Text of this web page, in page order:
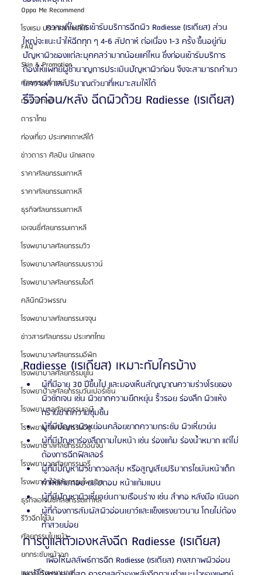
Oppa Me Recommend
โรงแรม ประเทศเกาหลีใต้
FAQ
Skin & Promotion
ศัลยกรรมเกาหลี
ดาราเกาหลี
ดาราไทย
ท่องเที่ยว ประเทศเกาหลีใต้
ข่าวดารา ศิลปิน นักแสดง
ราคาศัลยกรรมเกาหลี
ราคาศัลยกรรมเกาหลี
ธุรกิจศัลยกรรมเกาหลี
เอเจนซี่ศัลยกรรมเกาหลี
โรงพยาบาลศัลยกรรมวิว
โรงพยาบาลศัลยกรรมบราวน์
โรงพยาบาลศัลยกรรมไอดี
คลินิกผิวพรรณ
โรงพยาบาลศัลยกรรมเจจุน
ข่าวสารศัลยกรรม ประเทศไทย
โรงพยาบาลศัลยกรรมอีพิก
โรงพยาบาลศัลยกรรมยูโน
โรงพยาบาลศัลยกรรมวันเปอร์เซ็น
โรงพยาบาลศัลยกรรมเอบี
โรงพยาบาลศัลยกรรมอียู
โรงพยาบาลศัลยกรรมวอนจิน
โรงพยาบาลศัลยกรรมอูรี
โรงพยาบาลศัลยกรรมไพรเวท
ธุรกิจเอเจนซี่ศัลยกรรมเกาหลี
รีวิวฉีดไขมัน
ศัลยกรรมใบหน้า
ยกกระชับหน้าอก
	ความถี่ในการเข้ารับบริการฉีดผิว Radiesse (เรเดียส) ส่วน
ใหญ่จะแนะนำให้ฉีดทุก ๆ 4-6 สัปดาห์ ต่อเนื่อง 1-3 ครั้ง ขึ้นอยู่กับ
ปัญหาผิวของแต่ละบุคคลว่ามากน้อยแค่ไหน ซึ่งก่อนเข้ารับบริการ
ต้องให้แพทย์ผู้ชำนาญการประเมินปัญหาผิวก่อน จึงจะสามารถคำนว
นความถี่ และปริมาณตัวยาที่เหมาะสมให้ได้
รีวิวก่อน/หลัง ฉีดผิวด้วย Radiesse (เรเดียส)
Radiesse (เรเดียส) เหมาะกับใครบ้าง
ผู้ที่มีอายุ 30 ปีขึ้นไป และมองเห็นสัญญาณความร่วงโรยของ
ผิวชัดเจน เช่น ผิวขาดความยืดหยุ่น ริ้วรอย ร่องลึก ผิวแห้ง
กร้านขาดความชุ่มชื้น
ผู้ที่มีปัญหาผิวหย่อนคล้อยขาดความกระชับ ผิวเหี่ยวย่น
ผู้ที่มีปัญหาร่องลึกตามใบหน้า เช่น ร่องแก้ม ร่องน้ำหมาก แต่ไม่
ต้องการฉีดฟิลเลอร์
ผู้ที่มีปัญหาผิวขาดวอลลุ่ม หรือสูญเสียปริมาตรไขมันหน้าเด็ก
ทำให้แก้มตอบ ขมับตอบ หน้าแก้มแบน
ผู้ที่มีปัญหาผิวเหี่ยวย่นตามเรือนร่าง เช่น ลำคอ หลังมือ เนินอก
ผู้ที่ต้องการสัมผัสผิวอ่อนเยาว์และแข็งแรงยาวนาน โดยไม่ต้อง
ทำสวยบ่อย
การดูแลตัวเองหลังฉีด Radiesse (เรเดียส)
	เพื่อให้ผลลัพธ์การฉีด Radiesse (เรเดียส) คงสภาพผิวอ่อน